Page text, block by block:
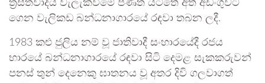
ත්‍රස්‍තවාදය වැලැක්වීමේ පණත යටතේ අත් අඩංගුවට
ගෙන වැලිකඩ බන්ධනාගාරයේ රඳවා තබන ලදී.
1983 කළු ජුලිය නම් වූ ජාතිවාදී සංහාරයේදී රජය
භාරයේ බන්ධනාගාරයේ රඳවා සිටි දෙමළ සැකකරුවන්
පනස් තුන් දෙනෙකු ඝාතනය වූ අතර දිවි ගලවාගත්